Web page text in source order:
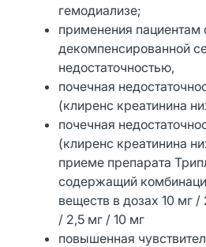
гемодиализе;
применения пациентам
декомпенсированной
недостаточностью,
почечная
(клиренс креатинина
почечная
(клиренс креатинина
приеме препарата
содержащий
веществ в дозах 10 мг
/ 2,5 мг / 10 мг
повышенная